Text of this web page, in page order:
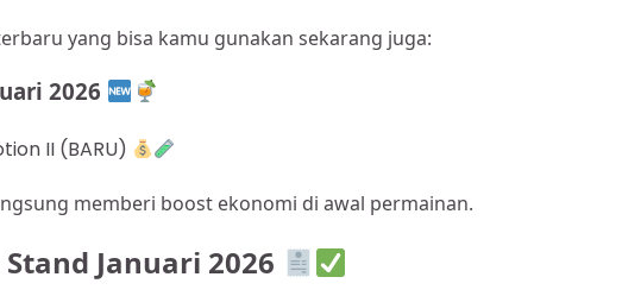
yang bisa kamu gunakan sekarang juga:
2026
II (BARU)
memberi boost ekonomi di awal permainan.
Januari 2026